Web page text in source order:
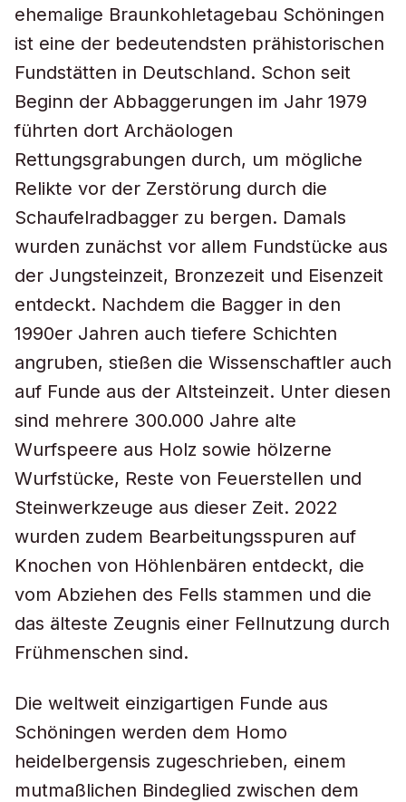
ehemalige Braunkohletagebau Schöningen
ist eine der bedeutendsten prähistorischen
Fundstätten in Deutschland. Schon seit
Beginn der Abbaggerungen im Jahr 1979
führten dort Archäologen
Rettungsgrabungen durch, um mögliche
Relikte vor der Zerstörung durch die
Schaufelradbagger zu bergen. Damals
wurden zunächst vor allem Fundstücke aus
der Jungsteinzeit, Bronzezeit und Eisenzeit
entdeckt. Nachdem die Bagger in den
1990er Jahren auch tiefere Schichten
angruben, stießen die Wissenschaftler auch
auf Funde aus der Altsteinzeit. Unter diesen
sind mehrere 300.000 Jahre alte
Wurfspeere aus Holz sowie hölzerne
Wurfstücke, Reste von Feuerstellen und
Steinwerkzeuge aus dieser Zeit. 2022
wurden zudem Bearbeitungsspuren auf
Knochen von Höhlenbären entdeckt, die
vom Abziehen des Fells stammen und die
das älteste Zeugnis einer Fellnutzung durch
Frühmenschen sind.
Die weltweit einzigartigen Funde aus
Schöningen werden dem Homo
heidelbergensis zugeschrieben, einem
mutmaßlichen Bindeglied zwischen dem